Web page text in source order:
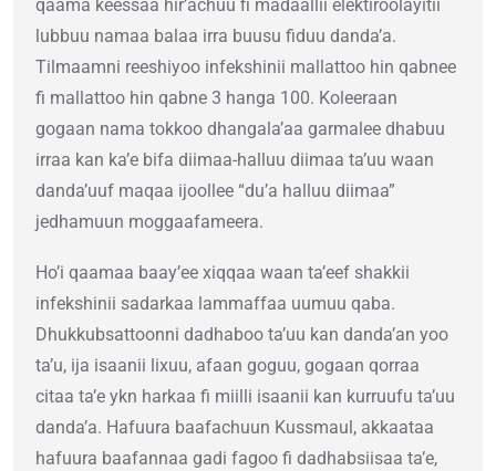
qaama keessaa hir’achuu fi madaallii elektiroolayitii
lubbuu namaa balaa irra buusu fiduu danda’a.
Tilmaamni reeshiyoo infekshinii mallattoo hin qabnee
fi mallattoo hin qabne 3 hanga 100. Koleeraan
gogaan nama tokkoo dhangala’aa garmalee dhabuu
irraa kan ka’e bifa diimaa-halluu diimaa ta’uu waan
danda’uuf maqaa ijoollee “du’a halluu diimaa”
jedhamuun moggaafameera.
Ho’i qaamaa baay’ee xiqqaa waan ta’eef shakkii
infekshinii sadarkaa lammaffaa uumuu qaba.
Dhukkubsattoonni dadhaboo ta’uu kan danda’an yoo
ta’u, ija isaanii lixuu, afaan goguu, gogaan qorraa
citaa ta’e ykn harkaa fi miilli isaanii kan kurruufu ta’uu
danda’a. Hafuura baafachuun Kussmaul, akkaataa
hafuura baafannaa gadi fagoo fi dadhabsiisaa ta’e,